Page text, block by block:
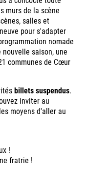
murs de la scène
salles et
pour s'adapter
nomade
saison, une
communes de Cœur
billets suspendus.
inviter au
moyens d'aller au
!
fratrie !